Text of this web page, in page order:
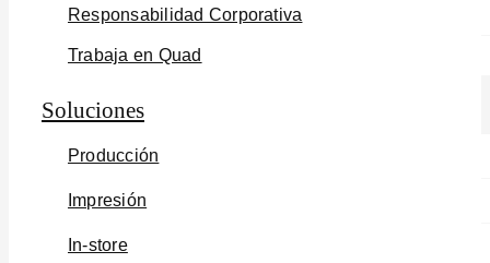
Responsabilidad Corporativa
Trabaja en Quad
Soluciones
Producción
Impresión
In-store